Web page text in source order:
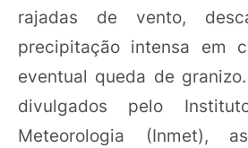
rajadas de vento,
precipitação intensa em
eventual queda de
divulgados pelo
Meteorologia (Inmet),